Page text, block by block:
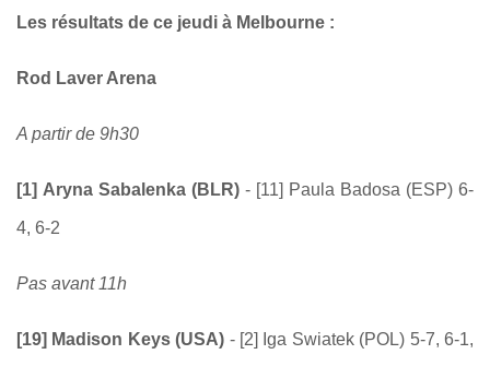
Les résultats de ce jeudi à Melbourne :
Rod Laver Arena
A partir de 9h30
[1] Aryna Sabalenka (BLR) - [11] Paula Badosa (ESP) 6-
4, 6-2
Pas avant 11h
[19] Madison Keys (USA) - [2] Iga Swiatek (POL) 5-7, 6-1,